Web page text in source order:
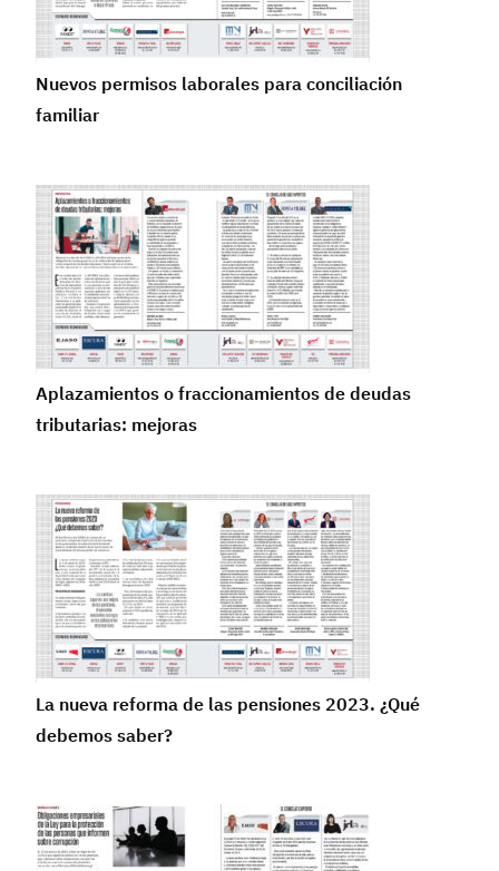
Nuevos permisos laborales para conciliación
familiar
Aplazamientos o fraccionamientos de deudas
tributarias: mejoras
La nueva reforma de las pensiones 2023. ¿Qué
debemos saber?